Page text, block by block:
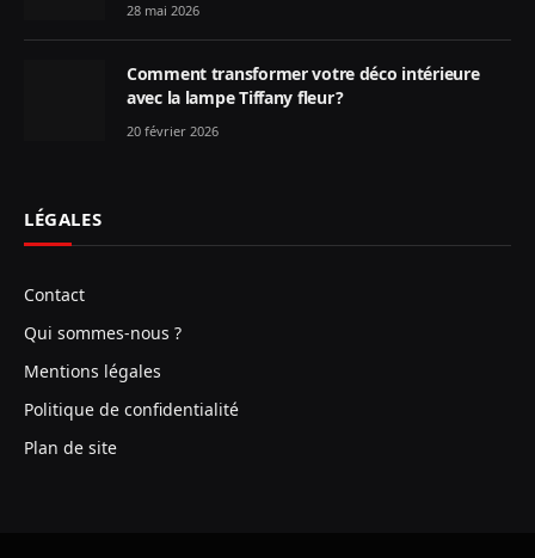
28 mai 2026
Comment transformer votre déco intérieure
avec la lampe Tiffany fleur ?
20 février 2026
LÉGALES
Contact
Qui sommes-nous ?
Mentions légales
Politique de confidentialité
Plan de site